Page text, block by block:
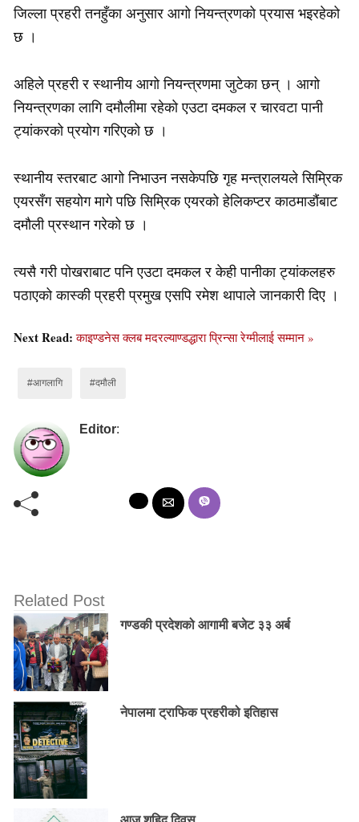
जिल्ला प्रहरी तनहुँका अनुसार आगो नियन्त्रणको प्रयास भइरहेको
छ ।
अहिले प्रहरी र स्थानीय आगो नियन्त्रणमा जुटेका छन् । आगो
नियन्त्रणका लागि दमौलीमा रहेको एउटा दमकल र चारवटा पानी
ट्यांकरको प्रयोग गरिएको छ ।
स्थानीय स्तरबाट आगो निभाउन नसकेपछि गृह मन्त्रालयले सिम्रिक
एयरसँग सहयोग मागे पछि सिम्रिक एयरको हेलिकप्टर काठमाडौंबाट
दमौली प्रस्थान गरेको छ ।
त्यसै गरी पोखराबाट पनि एउटा दमकल र केही पानीका ट्यांकलहरु
पठाएको कास्की प्रहरी प्रमुख एसपि रमेश थापाले जानकारी दिए ।
Next Read:काइण्डनेस क्लब मदरल्याण्डद्धारा प्रिन्सा रेग्मीलाई सम्मान »
#आगलागि #दमौली
Editor:
Related Post
गण्डकी प्रदेशको आगामी बजेट ३३ अर्ब
नेपालमा ट्राफिक प्रहरीको इतिहास